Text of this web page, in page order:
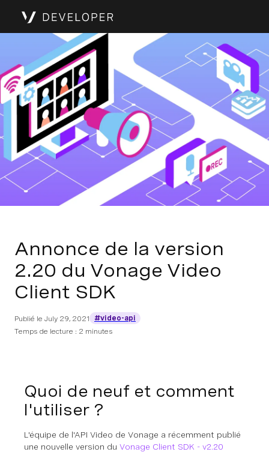
Annonce de la version
2.20 du Vonage Video
Client SDK
Publié le July 29, 2021
#video-api
Temps de lecture : 2 minutes
Quoi de neuf et comment
l'utiliser ?
L'équipe de l'API Video de Vonage a récemment publié
une nouvelle version du Vonage Client SDK - v2.20